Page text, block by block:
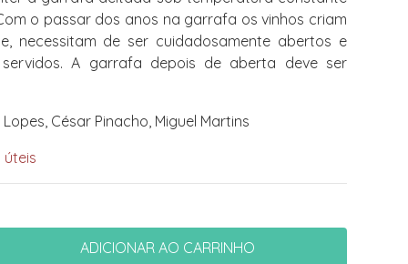
o passar dos anos na garrafa os vinhos criam
necessitam de ser cuidadosamente abertos e
A garrafa depois de aberta deve ser
César Pinacho, Miguel Martins
úteis